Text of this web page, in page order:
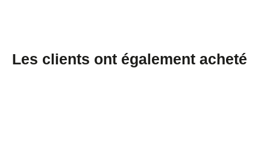
Les clients ont également acheté